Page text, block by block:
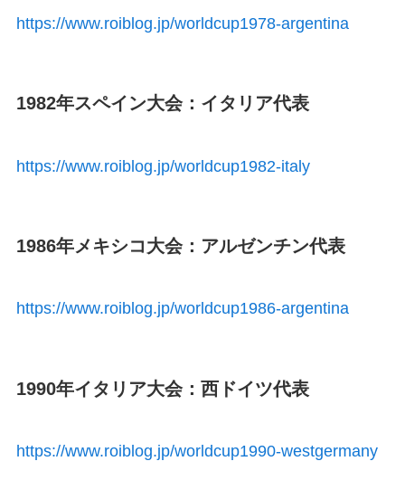
https://www.roiblog.jp/worldcup1978-argentina
1982年スペイン大会：イタリア代表
https://www.roiblog.jp/worldcup1982-italy
1986年メキシコ大会：アルゼンチン代表
https://www.roiblog.jp/worldcup1986-argentina
1990年イタリア大会：西ドイツ代表
https://www.roiblog.jp/worldcup1990-westgermany